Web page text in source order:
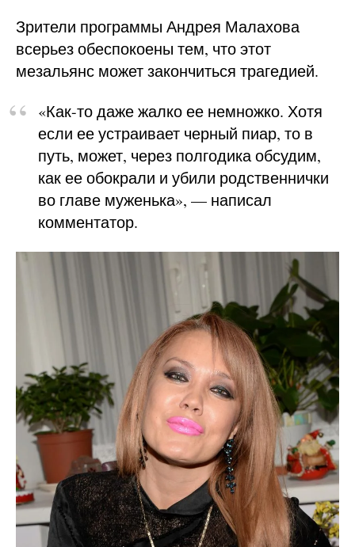
Зрители программы Андрея Малахова
всерьез обеспокоены тем, что этот
мезальянс может закончиться трагедией.
«Как-то даже жалко ее немножко. Хотя
если ее устраивает черный пиар, то в
путь, может, через полгодика обсудим,
как ее обокрали и убили родственнички
во главе муженька», — написал
комментатор.